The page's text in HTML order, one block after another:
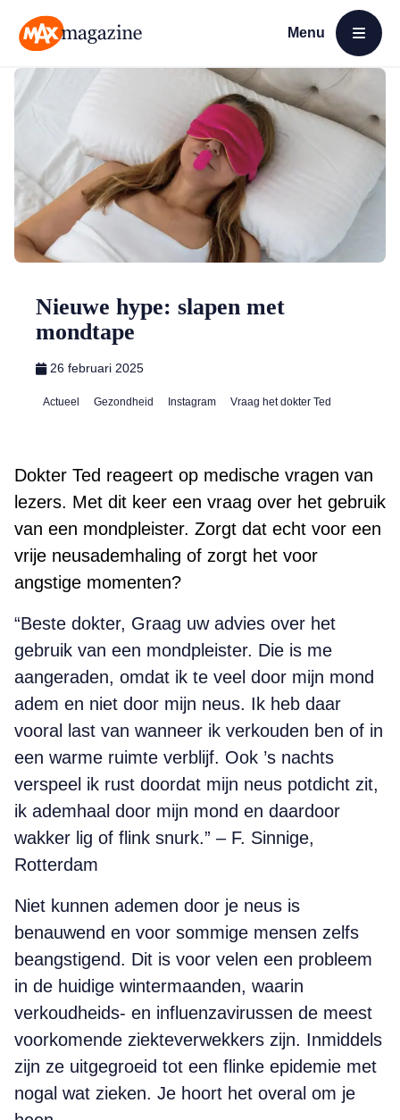
Menu
Open menu
Nieuwe hype: slapen met
mondtape
26 februari 2025
Actueel Gezondheid Instagram Vraag het dokter Ted
Dokter Ted reageert op medische vragen van
lezers. Met dit keer een vraag over het gebruik
van een mondpleister. Zorgt dat echt voor een
vrije neusademhaling of zorgt het voor
angstige momenten?
“Beste dokter, Graag uw advies over het
gebruik van een mondpleister. Die is me
aange­raden, omdat ik te veel door mijn mond
adem en niet door mijn neus. Ik heb daar
vooral last van wanneer ik verkouden ben of in
een warme ruimte verblijf. Ook ’s nachts
verspeel ik rust doordat mijn neus potdicht zit,
ik ademhaal door mijn mond en daardoor
wakker lig of flink snurk.” – F. Sinnige,
Rotterdam
Niet kunnen ademen door je neus is
benauwend en voor sommige mensen zelfs
beangstigend. Dit is voor velen een probleem
in de huidige wintermaanden, waarin
verkoudheids- en influenzavirussen de meest
voorkomende ziekteverwekkers zijn. Inmiddels
zijn ze uitgegroeid tot een flinke epidemie met
nogal wat zieken. Je hoort het overal om je